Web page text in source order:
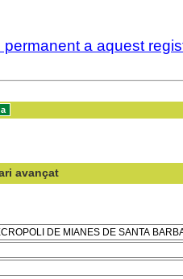
permanent a aquest
avançat